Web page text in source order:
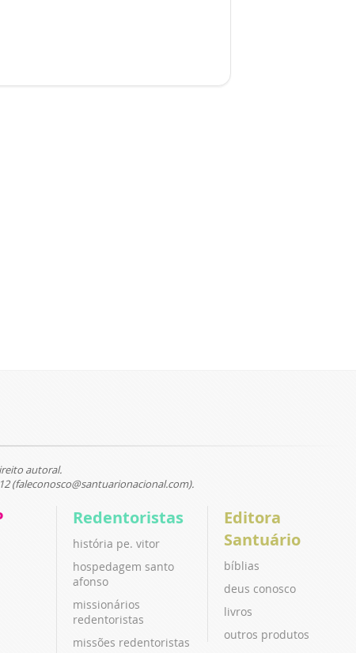
autoral.
(faleconosco@santuarionacional.com).
Redentoristas
história pe. vitor
hospedagem santo
afonso
missionários
redentoristas
missões redentoristas
Editora
Santuário
bíblias
deus conosco
livros
outros produtos